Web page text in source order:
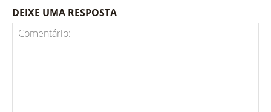
DEIXE UMA RESPOSTA